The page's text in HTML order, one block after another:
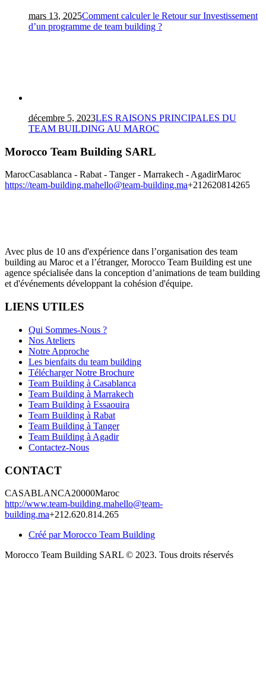
mars 13, 2025Comment calculer le Retour sur Investissement
d’un programme de team building ?
décembre 5, 2023LES RAISONS PRINCIPALES DU
TEAM BUILDING AU MAROC
Morocco Team Building SARL
MarocCasablanca - Rabat - Tanger - Marrakech - AgadirMaroc
https://team-building.mahello@team-building.ma+212620814265
Avec plus de 10 ans d'expérience dans l’organisation des team
building au Maroc et a l’étranger, Morocco Team Building est une
agence spécialisée dans la conception d’animations de team building
et d'événements développant la cohésion d'équipe.
LIENS UTILES
Qui Sommes-Nous ?
Nos Ateliers
Notre Approche
Les bienfaits du team building
Télécharger Notre Brochure
Team Building à Casablanca
Team Building à Marrakech
Team Building à Essaouira
Team Building à Rabat
Team Building à Tanger
Team Building à Agadir
Contactez-Nous
CONTACT
CASABLANCA20000Maroc
http://www.team-building.mahello@team-
building.ma+212.620.814.265
Créé par Morocco Team Building
Morocco Team Building SARL © 2023. Tous droits réservés